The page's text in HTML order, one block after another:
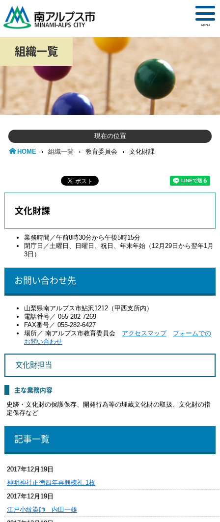
MENU
組織一覧
現在の位置
HOME › 組織一覧 › 教育委員会 › 文化財課
文化財課
業務時間／午前8時30分から午後5時15分
閉庁日／土曜日、日曜日、祝日、年末年始（12月29日から翌年1月
3日）
お問い合わせ先
山梨県南アルプス市鮎沢1212（甲西支所内）
電話番号／ 055-282-7269
FAX番号／ 055-282-6427
場所／ 南アルプス市教育委員会 アクセスマップ
フォームでの
お問い合わせ
文化財担当
主な業務内容
史跡・文化財の保護保存、開発行為等の埋蔵文化財の取扱、文化財の指
定保存など
記事一覧
2017年12月19日
神明神社正徳四年再興棟礼 1枚
2017年12月19日
江戸小紋染師 内田一雄